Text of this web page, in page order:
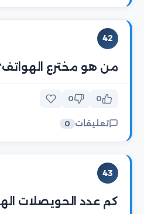
42
من هو مخترع
0
0
تعليقات 0
43
كم عدد الحويصلات